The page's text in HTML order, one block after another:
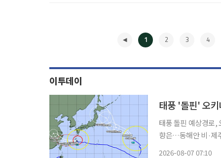
1 2 3 4
이투데이
태풍 '돌핀' 오
태풍 돌핀 예상경로,
향은…동해안 비·제
2026-08-07 07:10